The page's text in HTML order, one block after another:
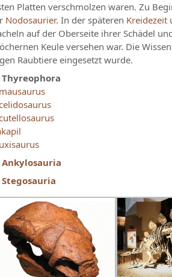
Platten verschmolzen waren. Zu
Nodosaurier. In der späteren Kreidezeit
auf der Oberseite ihrer Schädel
Keule versehen war. Die
Raubtiere eingesetzt wurde.
Thyreophora
Ankylosauria
Stegosauria